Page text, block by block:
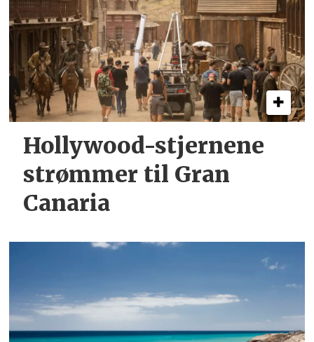
Hollywood-stjernene
strømmer til Gran
Canaria